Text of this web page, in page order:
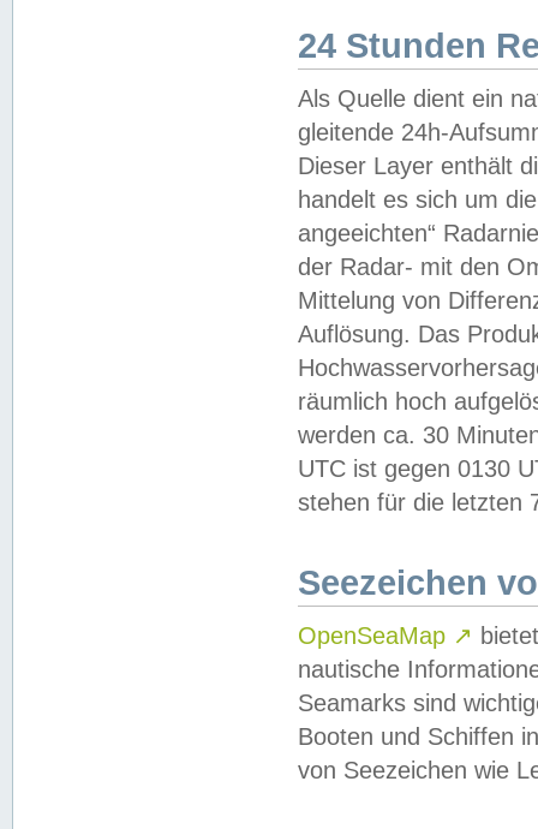
24 Stunden
Als Quelle dient ein
gleitende 24h-
Dieser Layer enthält
handelt es sich um
angeeichten“
der Radar- mit den
Mittelung von
Auflösung. Das
räumlich hoch
werden ca. 30
UTC ist gegen 0130
stehen für die letzten
Seezeichen
OpenSeaMap ↗
nautische
Seamarks sind
Booten und Schiffen
von Seezeichen wie